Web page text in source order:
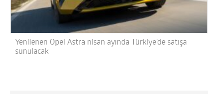
Yenilenen Opel Astra nisan ayında Türkiye’de satışa
sunulacak